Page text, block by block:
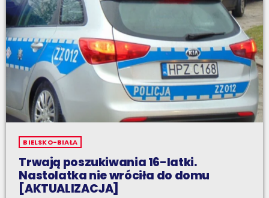
BIELSKO-BIAŁA
Trwają poszukiwania 16-latki.
Nastolatka nie wróciła do domu
[AKTUALIZACJA]